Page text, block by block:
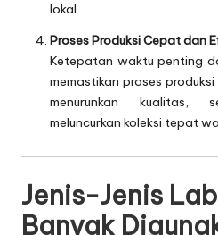
lokal.
Proses Produksi Cepat dan
Ketepatan waktu penting
memastikan proses
menurunkan kualitas,
meluncurkan koleksi tepat
Jenis-Jenis
Banyak